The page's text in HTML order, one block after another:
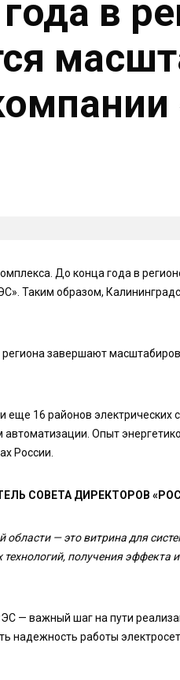
в
До конца года в
Таким образом,
завершают
еще 16 районов
Опыт
России.
СОВЕТА ДИРЕКТОРОВ
области — это витрина для
получения
— важный шаг на пути
надежность работы